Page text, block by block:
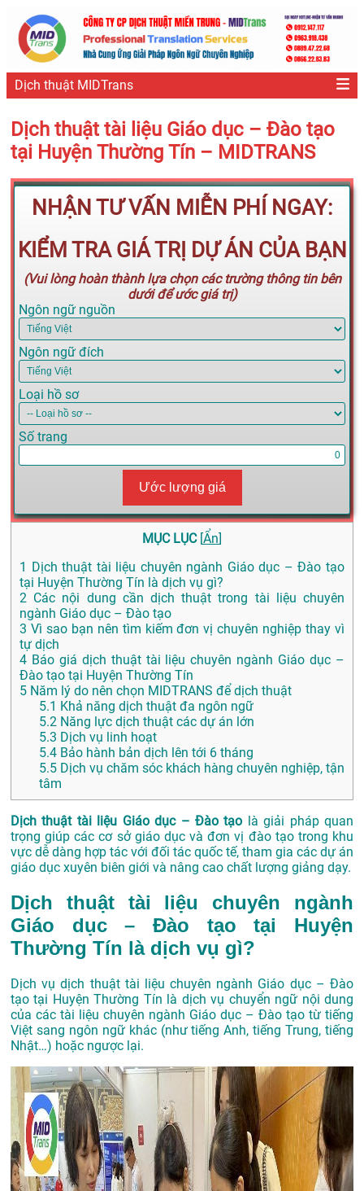
Dịch thuật MIDTrans
Dịch thuật tài liệu Giáo dục – Đào tạo
tại Huyện Thường Tín – MIDTRANS
NHẬN TƯ VẤN MIỄN PHÍ NGAY:
KIỂM TRA GIÁ TRỊ DỰ ÁN CỦA BẠN
(Vui lòng hoàn thành lựa chọn các trường thông tin bên
dưới để ước giá trị)
Ngôn ngữ nguồn
Ngôn ngữ đích
Loại hồ sơ
Số trang
Ước lượng giá
MỤC LỤC [Ẩn]
1
Dịch thuật tài liệu chuyên ngành Giáo dục – Đào tạo
tại Huyện Thường Tín là dịch vụ gì?
2 Các nội dung cần dịch thuật trong tài liệu chuyên
ngành Giáo dục – Đào tạo
3 Vì sao bạn nên tìm kiếm đơn vị chuyên nghiệp thay vì
tự dịch
4 Báo giá dịch thuật tài liệu chuyên ngành Giáo dục –
Đào tạo tại Huyện Thường Tín
5 Năm lý do nên chọn MIDTRANS để dịch thuật
5.1 Khả năng dịch thuật đa ngôn ngữ
5.2 Năng lực dịch thuật các dự án lớn
5.3 Dịch vụ linh hoạt
5.4 Bảo hành bản dịch lên tới 6 tháng
5.5 Dịch vụ chăm sóc khách hàng chuyên nghiệp, tận
tâm
Dịch thuật tài liệu Giáo dục – Đào tạo là giải pháp quan
trọng giúp các cơ sở giáo dục và đơn vị đào tạo trong khu
vực dễ dàng hợp tác với đối tác quốc tế, tham gia các dự án
giáo dục xuyên biên giới và nâng cao chất lượng giảng dạy.
Dịch thuật tài liệu chuyên ngành
Giáo dục – Đào tạo tại Huyện
Thường Tín là dịch vụ gì?
Dịch vụ dịch thuật tài liệu chuyên ngành Giáo dục – Đào
tạo tại Huyện Thường Tín là dịch vụ chuyển ngữ nội dung
của các tài liệu chuyên ngành Giáo dục – Đào tạo từ tiếng
Việt sang ngôn ngữ khác (như tiếng Anh, tiếng Trung, tiếng
Nhật…) hoặc ngược lại.